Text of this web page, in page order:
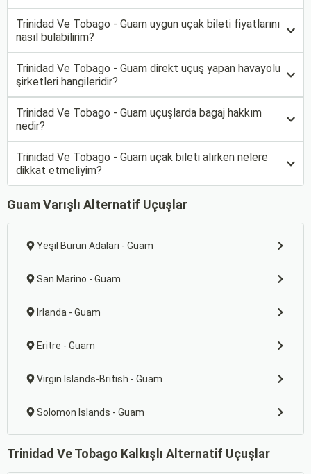
Trinidad Ve Tobago - Guam uygun uçak bileti fiyatlarını
nasıl bulabilirim?
Trinidad Ve Tobago - Guam direkt uçuş yapan havayolu
şirketleri hangileridir?
Trinidad Ve Tobago - Guam uçuşlarda bagaj hakkım
nedir?
Trinidad Ve Tobago - Guam uçak bileti alırken nelere
dikkat etmeliyim?
Guam Varışlı Alternatif Uçuşlar
Yeşil Burun Adaları - Guam
San Marino - Guam
İrlanda - Guam
Eritre - Guam
Virgin Islands-British - Guam
Solomon Islands - Guam
Trinidad Ve Tobago Kalkışlı Alternatif Uçuşlar